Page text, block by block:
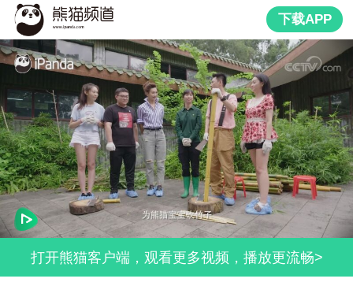
下载APP
打开熊猫客户端，观看更多视频，播放更流畅>